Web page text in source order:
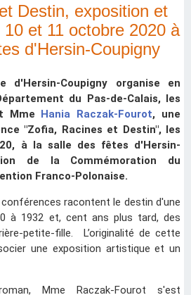
Destin, exposition et
et 11 octobre 2020 à
d'Hersin-Coupigny
d'Hersin-Coupigny organise en
du Pas-de-Calais, les
Mme Hania Raczak-Fourot, une
"Zofia, Racines et Destin", les
à la salle des fêtes d'Hersin-
de la Commémoration du
Franco-Polonaise.
racontent le destin d'une
à 1932 et, cent ans plus tard, des
petite-fille. L’originalité de cette
une exposition artistique et un
Mme Raczak-Fourot s'est